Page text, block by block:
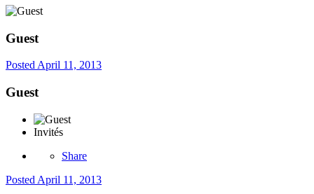
Guest
PostedApril 11, 2013
Guest
Invités
Share
Posted April 11, 2013